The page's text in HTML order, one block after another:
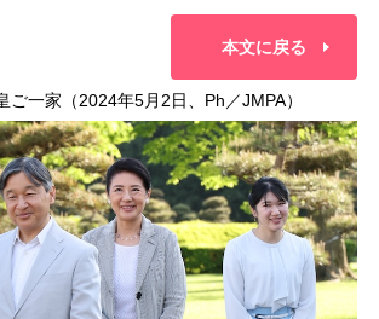
本文に戻る
ご一家（2024年5月2日、Ph／JMPA）